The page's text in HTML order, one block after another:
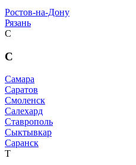
Ростов-на-Дону
Рязань
С
С
Самара
Саратов
Смоленск
Салехард
Ставрополь
Сыктывкар
Саранск
Т